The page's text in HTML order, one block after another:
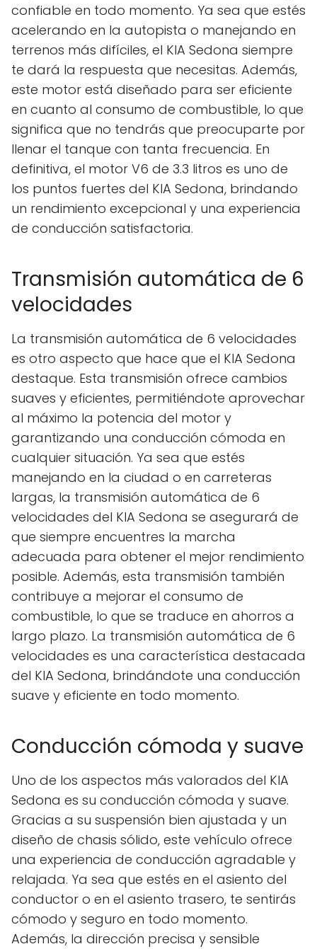
confiable en todo momento. Ya sea que estés
acelerando en la autopista o manejando en
terrenos más difíciles, el KIA Sedona siempre
te dará la respuesta que necesitas. Además,
este motor está diseñado para ser eficiente
en cuanto al consumo de combustible, lo que
significa que no tendrás que preocuparte por
llenar el tanque con tanta frecuencia. En
definitiva, el motor V6 de 3.3 litros es uno de
los puntos fuertes del KIA Sedona, brindando
un rendimiento excepcional y una experiencia
de conducción satisfactoria.
Transmisión automática de 6
velocidades
La transmisión automática de 6 velocidades
es otro aspecto que hace que el KIA Sedona
destaque. Esta transmisión ofrece cambios
suaves y eficientes, permitiéndote aprovechar
al máximo la potencia del motor y
garantizando una conducción cómoda en
cualquier situación. Ya sea que estés
manejando en la ciudad o en carreteras
largas, la transmisión automática de 6
velocidades del KIA Sedona se asegurará de
que siempre encuentres la marcha
adecuada para obtener el mejor rendimiento
posible. Además, esta transmisión también
contribuye a mejorar el consumo de
combustible, lo que se traduce en ahorros a
largo plazo. La transmisión automática de 6
velocidades es una característica destacada
del KIA Sedona, brindándote una conducción
suave y eficiente en todo momento.
Conducción cómoda y suave
Uno de los aspectos más valorados del KIA
Sedona es su conducción cómoda y suave.
Gracias a su suspensión bien ajustada y un
diseño de chasis sólido, este vehículo ofrece
una experiencia de conducción agradable y
relajada. Ya sea que estés en el asiento del
conductor o en el asiento trasero, te sentirás
cómodo y seguro en todo momento.
Además, la dirección precisa y sensible